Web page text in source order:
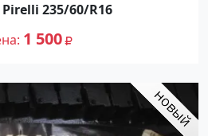
235/60/R16
1 500